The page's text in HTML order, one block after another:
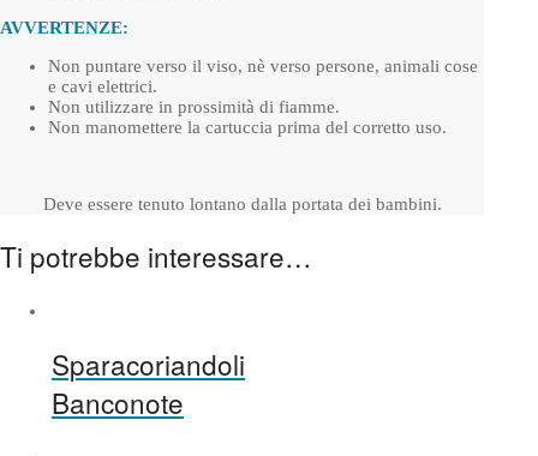
AVVERTENZE:
Non puntare verso il viso, nè verso persone, animali cose
e cavi elettrici.
Non utilizzare in prossimità di fiamme.
Non manomettere la cartuccia prima del corretto uso.
Deve essere tenuto lontano dalla portata dei bambini.
Ti potrebbe interessare…
Sparacoriandoli
Banconote